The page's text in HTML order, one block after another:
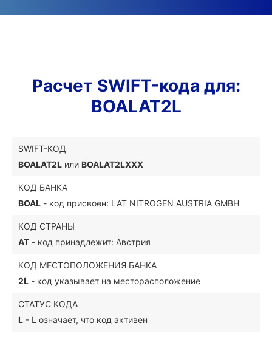
Расчет SWIFT-кода для:
BOALAT2L
SWIFT-КОД
BOALAT2L или BOALAT2LXXX
КОД БАНКА
BOAL - код присвоен: LAT NITROGEN AUSTRIA GMBH
КОД СТРАНЫ
AT - код принадлежит: Австрия
КОД МЕСТОПОЛОЖЕНИЯ БАНКА
2L - код указывает на месторасположение
СТАТУС КОДА
L - L означает, что код активен